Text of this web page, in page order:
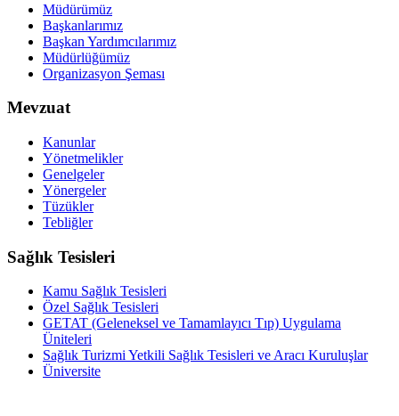
Müdürümüz
Başkanlarımız
Başkan Yardımcılarımız
Müdürlüğümüz
Organizasyon Şeması
Mevzuat
Kanunlar
Yönetmelikler
Genelgeler
Yönergeler
Tüzükler
Tebliğler
Sağlık Tesisleri
Kamu Sağlık Tesisleri
Özel Sağlık Tesisleri
GETAT (Geleneksel ve Tamamlayıcı Tıp) Uygulama
Üniteleri
Sağlık Turizmi Yetkili Sağlık Tesisleri ve Aracı Kuruluşlar
Üniversite